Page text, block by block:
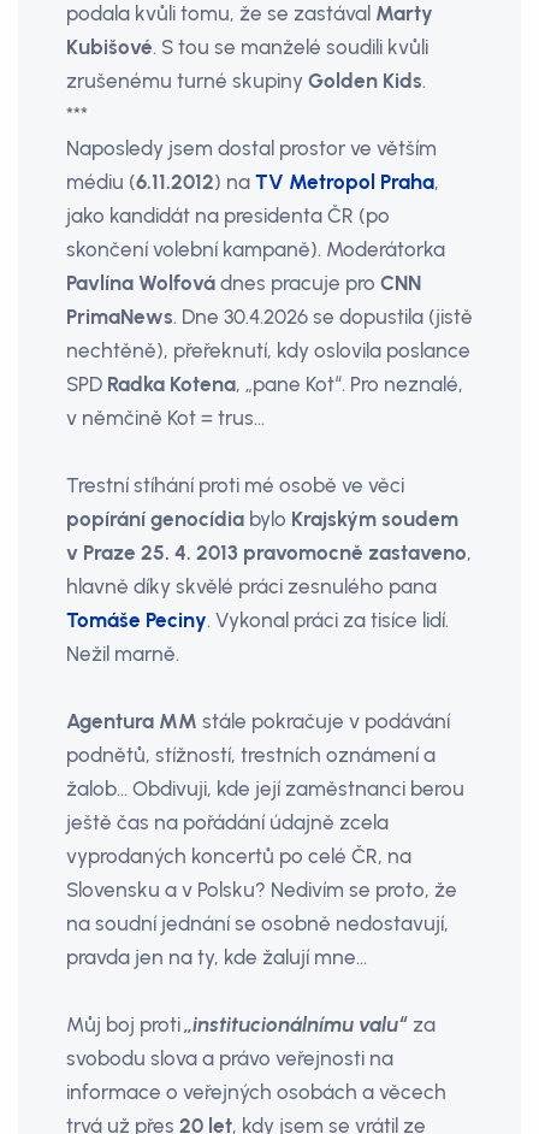
podala kvůli tomu, že se zastával Marty
Kubišové. S tou se manželé soudili kvůli
zrušenému turné skupiny Golden Kids.
***
Naposledy jsem dostal prostor ve větším
médiu (6.11.2012) na TV Metropol Praha,
jako kandidát na presidenta ČR (po
skončení volební kampaně). Moderátorka
Pavlína Wolfová dnes pracuje pro CNN
PrimaNews. Dne 30.4.2026 se dopustila (jistě
nechtěně), přeřeknutí, kdy oslovila poslance
SPD Radka Kotena, „pane Kot“. Pro neznalé,
v němčině Kot = trus…
Trestní stíhání proti mé osobě ve věci
popírání genocídia bylo Krajským soudem
v Praze 25. 4. 2013 pravomocně zastaveno,
hlavně díky skvělé práci zesnulého pana
Tomáše Peciny. Vykonal práci za tisíce lidí.
Nežil marně.
Agentura MM stále pokračuje v podávání
podnětů, stížností, trestních oznámení a
žalob… Obdivuji, kde její zaměstnanci berou
ještě čas na pořádání údajně zcela
vyprodaných koncertů po celé ČR, na
Slovensku a v Polsku? Nedivím se proto, že
na soudní jednání se osobně nedostavují,
pravda jen na ty, kde žalují mne…
Můj boj proti„institucionálnímu valu“ za
svobodu slova a právo veřejnosti na
informace o veřejných osobách a věcech
trvá už přes 20 let, kdy jsem se vrátil ze